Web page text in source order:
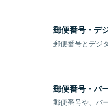
郵便番号・デ
郵便番号とデジ
郵便番号・バ
郵便番号や、バ